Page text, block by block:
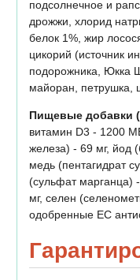
подсолнечное и
дрожжи, хлорид
белок 1%, жир
цикорий (источник
подорожника, Юкка
майоран, петрушка,
Пищевые добавки
витамин D3 - 1200
железа) - 69 мг, йод
медь (пентагидрат
(сульфат марганца)
мг, селен
одобренные ЕС